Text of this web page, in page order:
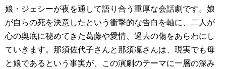
娘・ジェシーが夜を通して語り合う重厚な会話劇です。娘
が自らの死を決意したという衝撃的な告白を軸に、二人が
心の奥底に秘めてきた葛藤や愛情、過去の傷をあらわにし
ていきます。那須佐代子さんと那須凜さんは、現実でも母
と娘であるという事実が、この演劇のテーマに一層の深み